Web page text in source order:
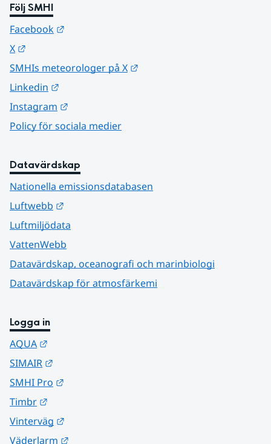
Följ SMHI
Facebook
X
SMHIs meteorologer på X
Linkedin
Instagram
Policy för sociala medier
Datavärdskap
Nationella emissionsdatabasen
Luftwebb
Luftmiljödata
VattenWebb
Datavärdskap, oceanografi och marinbiologi
Datavärdskap för atmosfärkemi
Logga in
AQUA
SIMAIR
SMHI Pro
Timbr
Vinterväg
Väderlarm